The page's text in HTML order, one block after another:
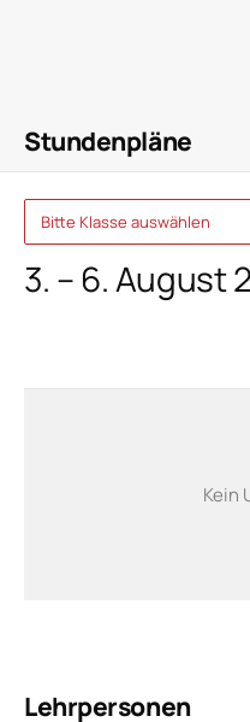
Stundenplan
Stundenpläne
Bitte Klasse auswählen
3. – 6. August
Kein
Lehrpersonen